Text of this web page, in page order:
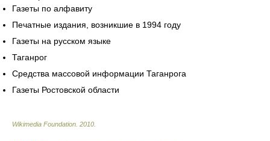
Газеты по алфавиту
Печатные издания, возникшие в 1994 году
Газеты на русском языке
Таганрог
Средства массовой информации Таганрога
Газеты Ростовской области
Wikimedia Foundation 2010